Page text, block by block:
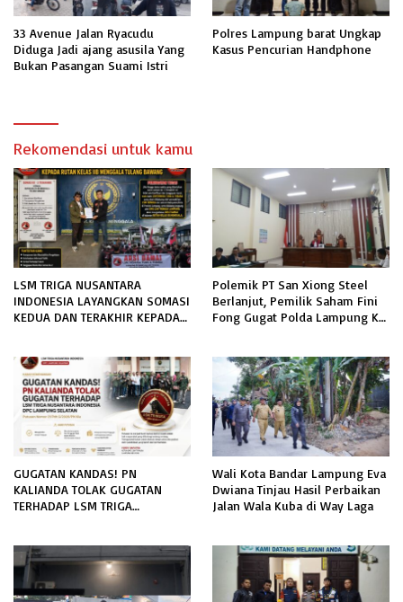
33 Avenue Jalan Ryacudu
Diduga Jadi ajang asusila Yang
Bukan Pasangan Suami Istri
Polres Lampung barat Ungkap
Kasus Pencurian Handphone
Rekomendasi untuk kamu
LSM TRIGA NUSANTARA
INDONESIA LAYANGKAN SOMASI
KEDUA DAN TERAKHIR KEPADA
INFORMASI PUBLIK
Polemik PT San Xiong Steel
Berlanjut, Pemilik Saham Fini
Fong Gugat Polda Lampung Ke
GUGATAN KANDAS! PN
KALIANDA TOLAK GUGATAN
TERHADAP LSM TRIGA
Wali Kota Bandar Lampung Eva
Dwiana Tinjau Hasil Perbaikan
Jalan Wala Kuba di Way Laga